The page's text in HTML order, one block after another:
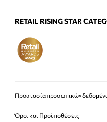
RETAIL RISING STAR
Προστασία προσωπικών
Όροι και Προϋποθέσεις